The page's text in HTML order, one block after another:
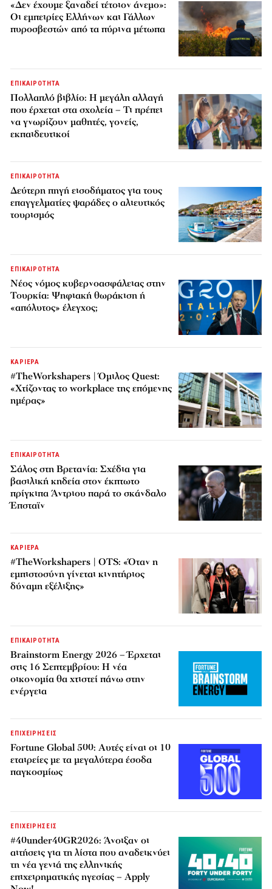
«Δεν έχουμε ξαναδεί τέτοιον άνεμο»:
Οι εμπειρίες Ελλήνων και Γάλλων
πυροσβεστών από τα πύρινα μέτωπα
ΕΠΙΚΑΙΡΟΤΗΤΑ
Πολλαπλό βιβλίο: Η μεγάλη αλλαγή
που έρχεται στα σχολεία – Τι πρέπει
να γνωρίζουν μαθητές, γονείς,
εκπαιδευτικοί
ΕΠΙΚΑΙΡΟΤΗΤΑ
Δεύτερη πηγή εισοδήματος για τους
επαγγελματίες ψαράδες ο αλιευτικός
τουρισμός
ΕΠΙΚΑΙΡΟΤΗΤΑ
Νέος νόμος κυβερνοασφάλειας στην
Τουρκία: Ψηφιακή θωράκιση ή
«απόλυτος» έλεγχος;
ΚΑΡΙΕΡΑ
#TheWorkshapers | Όμιλος Quest:
«Χτίζοντας το workplace της επόμενης
ημέρας»
ΕΠΙΚΑΙΡΟΤΗΤΑ
Σάλος στη Βρετανία: Σχέδια για
βασιλική κηδεία στον έκπτωτο
πρίγκιπα Άντριου παρά το σκάνδαλο
Έπσταϊν
ΚΑΡΙΕΡΑ
#TheWorkshapers | OTS: «Όταν η
εμπιστοσύνη γίνεται κινητήριος
δύναμη εξέλιξης»
ΕΠΙΚΑΙΡΟΤΗΤΑ
Brainstorm Energy 2026 – Έρχεται
στις 16 Σεπτεμβρίου: Η νέα
οικονομία θα χτιστεί πάνω στην
ενέργεια
ΕΠΙΧΕΙΡΗΣΕΙΣ
Fortune Global 500: Αυτές είναι οι 10
εταιρείες με τα μεγαλύτερα έσοδα
παγκοσμίως
ΕΠΙΧΕΙΡΗΣΕΙΣ
#40under40GR2026: Άνοιξαν οι
αιτήσεις για τη λίστα που αναδεικνύει
τη νέα γενιά της ελληνικής
επιχειρηματικής ηγεσίας – Apply